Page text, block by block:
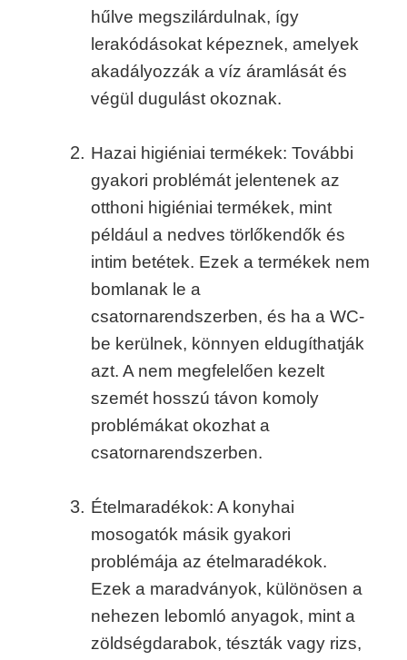
hűlve megszilárdulnak, így
lerakódásokat képeznek, amelyek
akadályozzák a víz áramlását és
végül dugulást okoznak.
Hazai higiéniai termékek: További
gyakori problémát jelentenek az
otthoni higiéniai termékek, mint
például a nedves törlőkendők és
intim betétek. Ezek a termékek nem
bomlanak le a
csatornarendszerben, és ha a WC-
be kerülnek, könnyen eldugíthatják
azt. A nem megfelelően kezelt
szemét hosszú távon komoly
problémákat okozhat a
csatornarendszerben.
Ételmaradékok: A konyhai
mosogatók másik gyakori
problémája az ételmaradékok.
Ezek a maradványok, különösen a
nehezen lebomló anyagok, mint a
zöldségdarabok, tészták vagy rizs,